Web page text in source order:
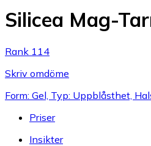
Silicea Mag-
Rank 114
Skriv omdöme
Form: Gel, Typ: Uppblåsthet,
Priser
Insikter